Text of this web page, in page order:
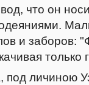
что он
и заборов:
под личиною